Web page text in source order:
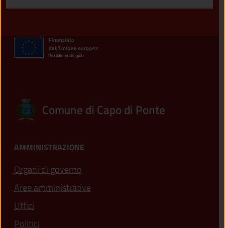
Comune di Capo di Ponte
AMMINISTRAZIONE
Organi di governo
Aree amministrative
Uffici
Politici